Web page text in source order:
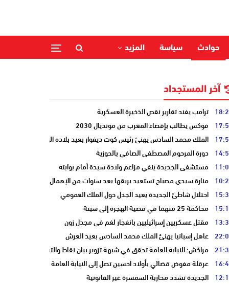
حوادث سياسة المزيد
آخر المستجداد
ترامب يفند تقارير نقص الذخيرة العسكرية
فوكس يطالب بإقصاء المغرب من مونديال 2030
الملك محمد السادس يهنئ رئيس كوت ديفوار بعيد بلاده الوطني
دورة المرحوم المصطفى الصافي بالحوزية
مستشفى الجديدة ينفي مزاعم ولادة سيدة أمام بوابته
منارة سيدي مصباح تستعيد بريقها بعد سنوات من الإهمال
احتلال شاطئ الجديدة يعيد الجدل حول الملك العمومي
محاكمة 25 متهما في قضية الهجرة إلى سبتة
مقتل عسكريين إسرائيليين بانفجار لغم في مجدل زون
عاهل إسبانيا يهنئ الملك محمد السادس بعيد العرش
مراكش: النيابة العامة تحقق في شبهة تزوير بيان نقاط والتشهير بطالب
عرقلة مفوض قضائي بأولاد احسين تصل إلى النيابة العامة
الجديدة تشدد محاربة السمسرة غير القانونية